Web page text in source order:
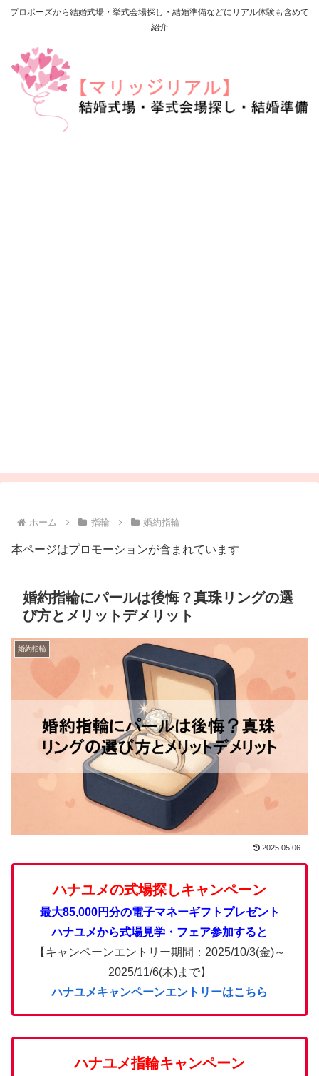
プロポーズから結婚式場・挙式会場探し・結婚準備などにリアル体験も含めて
紹介
ホーム 指輪 婚約指輪
本ページはプロモーションが含まれています
婚約指輪にパールは後悔？真珠リングの選
び方とメリットデメリット
婚約指輪
2025.05.06
ハナユメの式場探しキャンペーン
最大85,000円分の電子マネーギフトプレゼント
ハナユメから式場見学・フェア参加すると
【キャンペーンエントリー期間：2025/10/3(金)～
2025/11/6(木)まで】
ハナユメキャンペーンエントリーはこちら
ハナユメ指輪キャンペーン